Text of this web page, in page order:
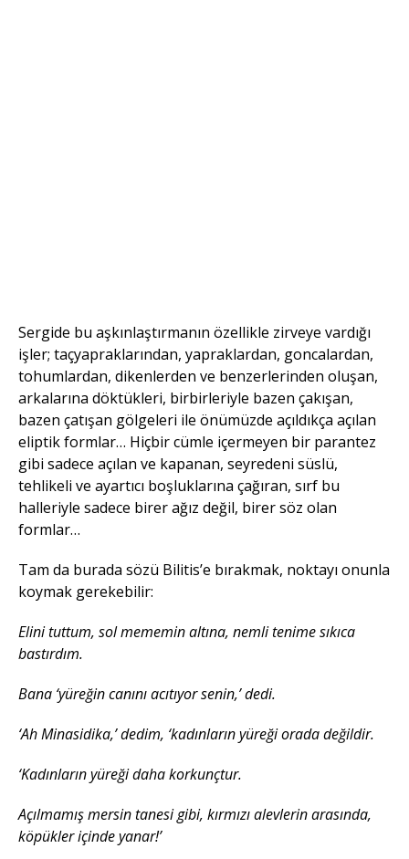
Sergide bu aşkınlaştırmanın özellikle zirveye vardığı
işler; taçyapraklarından, yapraklardan, goncalardan,
tohumlardan, dikenlerden ve benzerlerinden oluşan,
arkalarına döktükleri, birbirleriyle bazen çakışan,
bazen çatışan gölgeleri ile önümüzde açıldıkça açılan
eliptik formlar… Hiçbir cümle içermeyen bir parantez
gibi sadece açılan ve kapanan, seyredeni süslü,
tehlikeli ve ayartıcı boşluklarına çağıran, sırf bu
halleriyle sadece birer ağız değil, birer söz olan
formlar…
Tam da burada sözü Bilitis’e bırakmak, noktayı onunla
koymak gerekebilir:
Elini tuttum, sol mememin altına, nemli tenime sıkıca
bastırdım.
Bana ‘yüreğin canını acıtıyor senin,’ dedi.
‘Ah Minasidika,’ dedim, ‘kadınların yüreği orada değildir.
‘Kadınların yüreği daha korkunçtur.
Açılmamış mersin tanesi gibi, kırmızı alevlerin arasında,
köpükler içinde yanar!’